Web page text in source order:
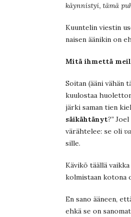
käynnistyi, tämä
Kuuntelin viestin
naisen äänikin on
Mitä ihmettä
Soitan (ääni vähän
kuulostaa
järki saman tien
säikähtänyt?” Joel
värähtelee: se oli
sille.
Kävikö täällä
kolmistaan kotona
En sano ääneen,
ehkä se on